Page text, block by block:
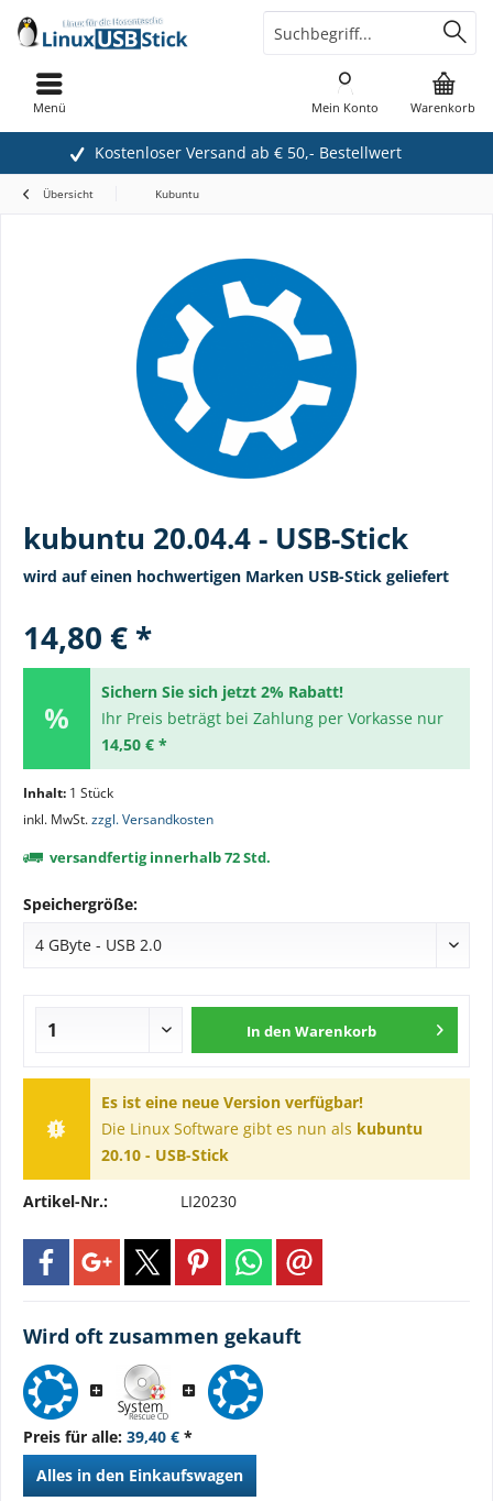
Kostenloser Versand ab € 50,- Bestellwert
Warenkorb
Mein Konto
Menü
Übersicht Kubuntu
kubuntu 20.04.4 - USB-Stick
wird auf einen hochwertigen Marken USB-Stick geliefert
14,80 € *
Sichern Sie sich jetzt 2% Rabatt!
Ihr Preis beträgt bei Zahlung per Vorkasse nur
14,50 € *
Inhalt: 1 Stück
inkl. MwSt.zzgl. Versandkosten
versandfertig innerhalb 72 Std.
Speichergröße:
In den Warenkorb
Es ist eine neue Version verfügbar!
Die Linux Software gibt es nun als kubuntu
20.10 - USB-Stick
Artikel-Nr.: LI20230
Wird oft zusammen gekauft
Preis für alle: 39,40 € *
Alles in den Einkaufswagen